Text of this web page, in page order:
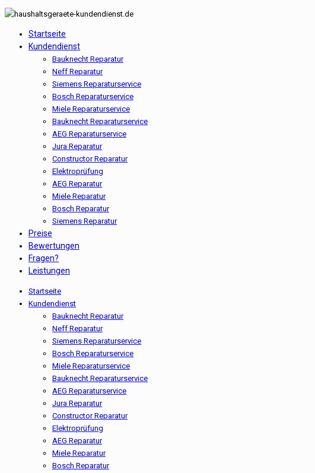
Startseite
Kundendienst
Bauknecht Reparatur
Neff Reparatur
Siemens Reparaturservice
Bosch Reparaturservice
Miele Reparaturservice
Bauknecht Reparaturservice
AEG Reparaturservice
Jura Reparatur
Constructor Reparatur
Elektroprüfung
AEG Reparatur
Miele Reparatur
Bosch Reparatur
Siemens Reparatur
Preise
Bewertungen
Fragen?
Leistungen
Startseite
Kundendienst
Bauknecht Reparatur
Neff Reparatur
Siemens Reparaturservice
Bosch Reparaturservice
Miele Reparaturservice
Bauknecht Reparaturservice
AEG Reparaturservice
Jura Reparatur
Constructor Reparatur
Elektroprüfung
AEG Reparatur
Miele Reparatur
Bosch Reparatur